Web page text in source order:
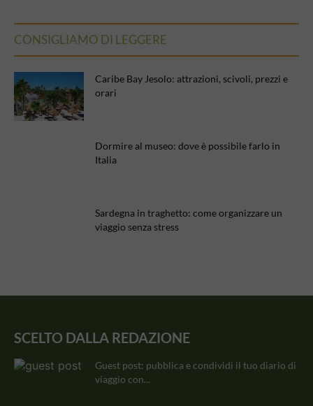
CONSIGLIAMO DI LEGGERE
Caribe Bay Jesolo: attrazioni, scivoli, prezzi e
orari
Dormire al museo: dove è possibile farlo in
Italia
Sardegna in traghetto: come organizzare un
viaggio senza stress
SCELTO DALLA REDAZIONE
Guest post: pubblica e condividi il tuo diario di
viaggio con...